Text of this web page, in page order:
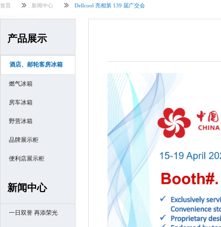
首页 新闻中心 Dellcool 亮相第 139 届广交会
产品展示
酒店、邮轮客房冰箱
燃气冰箱
房车冰箱
野营冰箱
品牌展示柜
便利店展示柜
新闻中心
一日双誉 再添荣光